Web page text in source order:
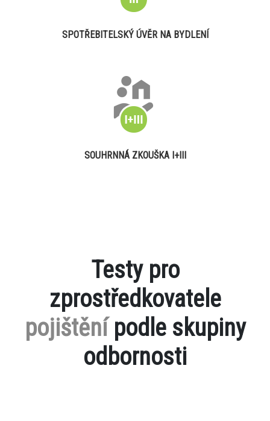
SPOTŘEBITELSKÝ ÚVĚR NA BYDLENÍ
SOUHRNNÁ ZKOUŠKA I+III
Testy pro
zprostředkovatele
pojištěnípodle skupiny
odbornosti